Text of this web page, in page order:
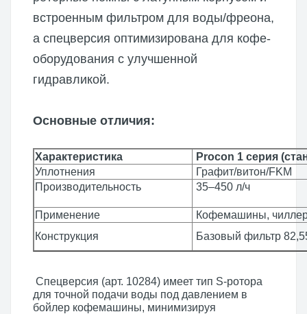
встроенным фильтром для воды/фреона,
а спецверсия оптимизирована для кофе-
оборудования с улучшенной
гидравликой.
Основные отличия:
Характеристика
Procon 1 серия
Уплотнения
Графит/витон/FKM
Производительность
Применение
Кофемашины,
Конструкция
Базовый фильтр
Спецверсия (арт. 10284) имеет тип S-ротора
для точной подачи воды под давлением в
бойлер кофемашины, минимизируя